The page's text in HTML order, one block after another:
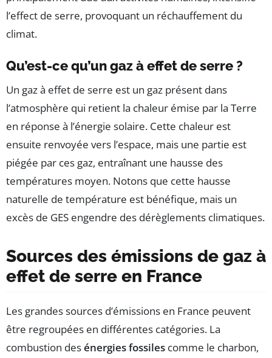
l’effect de serre, provoquant un réchauffement du
climat.
Qu’est-ce qu’un gaz à effet de serre ?
Un gaz à effet de serre est un gaz présent dans
l’atmosphère qui retient la chaleur émise par la Terre
en réponse à l’énergie solaire. Cette chaleur est
ensuite renvoyée vers l’espace, mais une partie est
piégée par ces gaz, entraînant une hausse des
températures moyen. Notons que cette hausse
naturelle de température est bénéfique, mais un
excès de GES engendre des dérèglements climatiques.
Sources des émissions de gaz à
effet de serre en France
Les grandes sources d’émissions en France peuvent
être regroupées en différentes catégories. La
combustion desénergies fossiles comme le charbon,